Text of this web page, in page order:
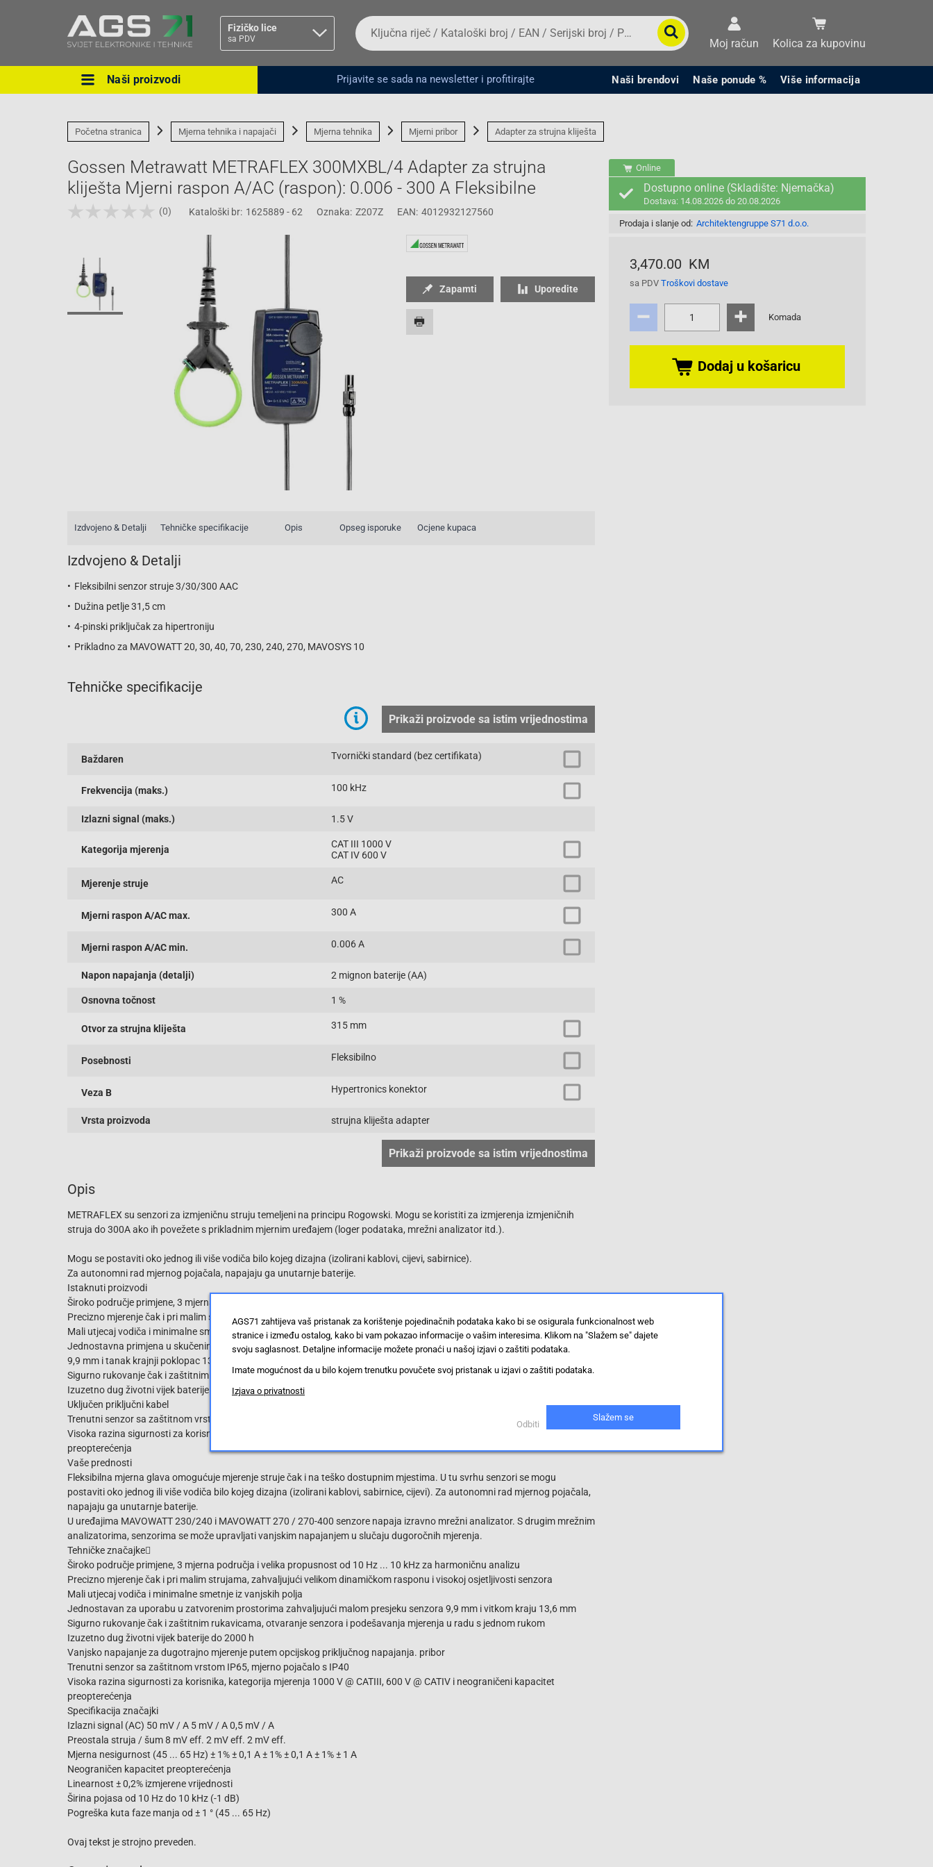
Fizičko lice
sa PDV
Ova postavka prilagođava asortiman proizvoda i
Pravno lice Fizičko lice
Da
biste
potražili
proizvod,
unesite
broj,
EAN
serijski
broj
Moj račun Kolica za kupovinu
Naši proizvodi Prijavite se sada na newsletter i profitirajte Naši brendovi Naše ponude % Više informacija
Početna stranica Mjerna tehnika i napajači Mjerna tehnika Mjerni pribor Adapter za strujna kliješta
Gossen Metrawatt METRAFLEX 300MXBL/4 Adapter za strujna
kliješta Mjerni raspon A/AC (raspon): 0.006 - 300 A Fleksibilne
(0) Kataloški br: 1625889 - 62 Oznaka: Z207Z EAN: 4012932127560
Online
Dostupno online (Skladište: Njemačka)
Dostava: 14.08.2026 do 20.08.2026
Prodaja i slanje od: Architektengruppe S71 d.o.o.
3,470.00 KM
sa PDV Troškovi dostave
Komada
Dodaj u košaricu
Zapamti Uporedite
Izdvojeno & Detalji Tehničke specifikacije Opis Opseg isporuke Ocjene kupaca
Izdvojeno & Detalji
Fleksibilni senzor struje 3/30/300 AAC
Dužina petlje 31,5 cm
4-pinski priključak za hipertroniju
Prikladno za MAVOWATT 20, 30, 40, 70, 230, 240, 270, MAVOSYS 10
Tehničke specifikacije
Prikaži proizvode sa istim vrijednostima
Baždaren Tvornički standard (bez certifikata)
Frekvencija (maks.) 100 kHz
Izlazni signal (maks.) 1.5 V
Kategorija mjerenja
CAT III 1000 V
CAT IV 600 V
Mjerenje struje AC
Mjerni raspon A/AC max. 300 A
Mjerni raspon A/AC min. 0.006 A
Napon napajanja (detalji) 2 mignon baterije (AA)
Osnovna točnost 1 %
Otvor za strujna kliješta 315 mm
Posebnosti Fleksibilno
Veza B Hypertronics konektor
Vrsta proizvoda strujna kliješta adapter
Prikaži proizvode sa istim vrijednostima
Opis
METRAFLEX su senzori za izmjeničnu struju temeljeni na principu Rogowski. Mogu se koristiti za izmjerenja izmjeničnih
struja do 300A ako ih povežete s prikladnim mjernim uređajem (loger podataka, mrežni analizator itd.).
Mogu se postaviti oko jednog ili više vodiča bilo kojeg dizajna (izolirani kablovi, cijevi, sabirnice).
Za autonomni rad mjernog pojačala, napajaju ga unutarnje baterije.
Istaknuti proizvodi
Široko područje primjene, 3 mjerna područja i velika propusnost od 10 Hz ... 20 kHz za harmoničnu analizu
Precizno mjerenje čak i pri malim strujama, zahvaljujući velikom dinamičkom rasponu i visokoj osjetljivosti senzora
Mali utjecaj vodiča i minimalne smetnje iz vanjskih polja
Jednostavna primjena u skučenim prostorima zahvaljujući malom presjeku senzora
9,9 mm i tanak krajnji poklopac 13,6 mm - duljina petlje 610 mm
Sigurno rukovanje čak i zaštitnim rukavicama, otvaranje senzora i podešavanja mjerenja u radu s jednom rukom
Izuzetno dug životni vijek baterije do 2000 h
Uključen priključni kabel
Trenutni senzor sa zaštitnom vrstom IP65, mjerno pojačalo s IP40
Visoka razina sigurnosti za korisnika, kategorija mjerenja 1000 V CAT III, 600 V CAT IV i neograničeni kapacitet
preopterećenja
Vaše prednosti
Fleksibilna mjerna glava omogućuje mjerenje struje čak i na teško dostupnim mjestima. U tu svrhu senzori se mogu
postaviti oko jednog ili više vodiča bilo kojeg dizajna (izolirani kablovi, sabirnice, cijevi). Za autonomni rad mjernog pojačala,
napajaju ga unutarnje baterije.
U uređajima MAVOWATT 230/240 i MAVOWATT 270 / 270-400 senzore napaja izravno mrežni analizator. S drugim mrežnim
analizatorima, senzorima se može upravljati vanjskim napajanjem u slučaju dugoročnih mjerenja.
Tehničke značajke
Široko područje primjene, 3 mjerna područja i velika propusnost od 10 Hz ... 10 kHz za harmoničnu analizu
Precizno mjerenje čak i pri malim strujama, zahvaljujući velikom dinamičkom rasponu i visokoj osjetljivosti senzora
Mali utjecaj vodiča i minimalne smetnje iz vanjskih polja
Jednostavan za uporabu u zatvorenim prostorima zahvaljujući malom presjeku senzora 9,9 mm i vitkom kraju 13,6 mm
Sigurno rukovanje čak i zaštitnim rukavicama, otvaranje senzora i podešavanja mjerenja u radu s jednom rukom
Izuzetno dug životni vijek baterije do 2000 h
Vanjsko napajanje za dugotrajno mjerenje putem opcijskog priključnog napajanja. pribor
Trenutni senzor sa zaštitnom vrstom IP65, mjerno pojačalo s IP40
Visoka razina sigurnosti za korisnika, kategorija mjerenja 1000 V @ CATIII, 600 V @ CATIV i neograničeni kapacitet
preopterećenja
Specifikacija značajki
Izlazni signal (AC) 50 mV / A 5 mV / A 0,5 mV / A
Preostala struja / šum 8 mV eff. 2 mV eff. 2 mV eff.
Mjerna nesigurnost (45 ... 65 Hz) ± 1% ± 0,1 A ± 1% ± 0,1 A ± 1% ± 1 A
Neograničen kapacitet preopterećenja
Linearnost ± 0,2% izmjerene vrijednosti
Širina pojasa od 10 Hz do 10 kHz (-1 dB)
Pogreška kuta faze manja od ± 1 ° (45 ... 65 Hz)
Ovaj tekst je strojno preveden.
AGS71 zahtijeva vaš pristanak za korištenje pojedinačnih podataka kako bi se osigurala funkcionalnost web
stranice i između ostalog, kako bi vam pokazao informacije o vašim interesima. Klikom na "Slažem se" dajete
svoju saglasnost. Detaljne informacije možete pronaći u našoj izjavi o zaštiti podataka.
Imate mogućnost da u bilo kojem trenutku povučete svoj pristanak u izjavi o zaštiti podataka.
Izjava o privatnosti
Odbiti
Slažem se